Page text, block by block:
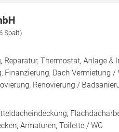
Spalt)
Thermostat, Anlage &
Dach Vermietung
Renovierung /
Armaturen, Toilette / WC